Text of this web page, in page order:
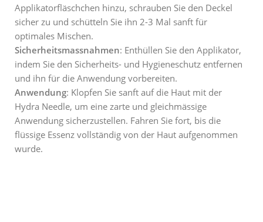
Applikatorfläschchen hinzu, schrauben Sie den Deckel
sicher zu und schütteln Sie ihn 2-3 Mal sanft für
optimales Mischen.
Sicherheitsmassnahmen: Enthüllen Sie den Applikator,
indem Sie den Sicherheits- und Hygieneschutz entfernen
und ihn für die Anwendung vorbereiten.
Anwendung: Klopfen Sie sanft auf die Haut mit der
Hydra Needle, um eine zarte und gleichmässige
Anwendung sicherzustellen. Fahren Sie fort, bis die
flüssige Essenz vollständig von der Haut aufgenommen
wurde.